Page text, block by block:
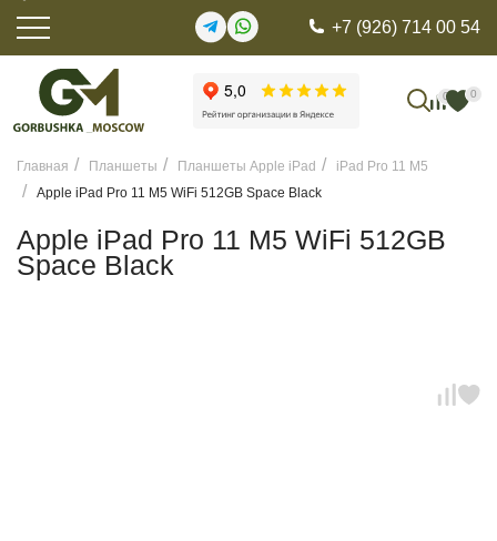
+7 (926) 714 00 54
0 0
Главная Планшеты Планшеты Apple iPad
iPad Pro 11 M5
Apple iPad Pro 11 M5 WiFi 512GB Space Black
Apple iPad Pro 11 M5 WiFi 512GB
Space Black